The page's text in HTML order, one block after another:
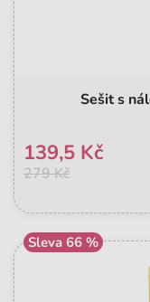
Sešit s
279 Kč
139,5 Kč
Sleva 66 %